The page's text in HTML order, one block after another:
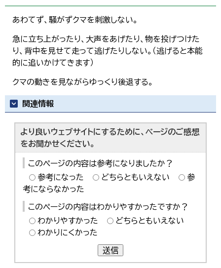
あわてず、騒がずクマを刺激しない。
急に立ち上がったり、大声をあげたり、物を投げつけた
り、背中を見せて走って逃げたりしない。（逃げると本能
的に追いかけてきます）
クマの動きを見ながらゆっくり後退する。
関連情報
より良いウェブサイトにするために、ページのご感想
をお聞かせください。
このページの内容は参考になりましたか？
参考になった
どちらともいえない
参
考にならなかった
このページの内容はわかりやすかったですか？
わかりやすかった
どちらともいえない
わかりにくかった
送信